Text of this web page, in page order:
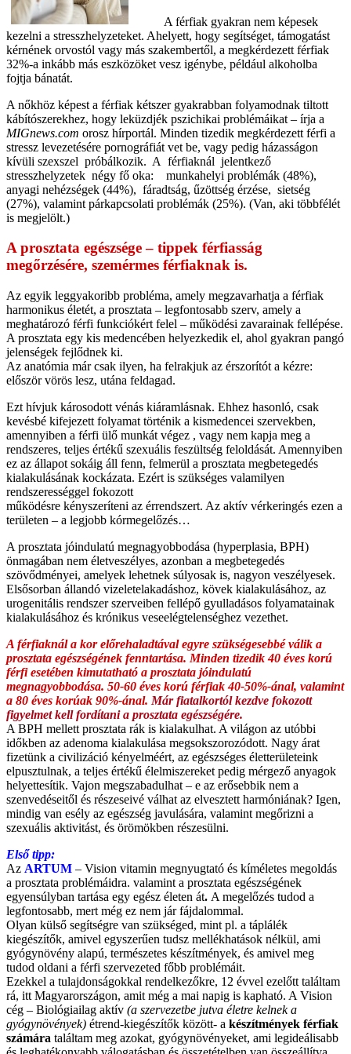
A férfiak gyakran nem képesek
kezelni a stresszhelyzeteket. Ahelyett, hogy segítséget, támogatást
kérnének orvostól vagy más szakembertől, a megkérdezett férfiak
32%-a inkább más eszközöket vesz igénybe, például alkoholba
fojtja bánatát.
A nőkhöz képest a férfiak kétszer gyakrabban folyamodnak tiltott
kábítószerekhez, hogy leküzdjék pszichikai problémáikat – írja a
MIGnews.com orosz hírportál. Minden tizedik megkérdezett férfi a
stressz levezetésére pornográfiát vet be, vagy pedig házasságon
kívüli szexszel próbálkozik. A férfiaknál jelentkező
stresszhelyzetek négy fő oka: munkahelyi problémák (48%),
anyagi nehézségek (44%), fáradtság, űzöttség érzése, sietség
(27%), valamint párkapcsolati problémák (25%). (Van, aki többfélét
is megjelölt.)
A prosztata egészsége – tippek férfiasság
megőrzésére, szemérmes férfiaknak is.
Az egyik leggyakoribb probléma, amely megzavarhatja a férfiak
harmonikus életét, a prosztata – legfontosabb szerv, amely a
meghatározó férfi funkciókért felel – működési zavarainak fellépése.
A prosztata egy kis medencében helyezkedik el, ahol gyakran pangó
jelenségek fejlődnek ki.
Az anatómia már csak ilyen, ha felrakjuk az érszorítót a kézre:
először vörös lesz, utána feldagad.
Ezt hívjuk károsodott vénás kiáramlásnak. Ehhez hasonló, csak
kevésbé kifejezett folyamat történik a kismedencei szervekben,
amennyiben a férfi ülő munkát végez , vagy nem kapja meg a
rendszeres, teljes értékű szexuális feszültség feloldását. Amennyiben
ez az állapot sokáig áll fenn, felmerül a prosztata megbetegedés
kialakulásának kockázata. Ezért is szükséges valamilyen
rendszerességgel fokozott
működésre kényszeríteni az érrendszert. Az aktív vérkeringés ezen a
területen – a legjobb kórmegelőzés…
A prosztata jóindulatú megnagyobbodása (hyperplasia, BPH)
önmagában nem életveszélyes, azonban a megbetegedés
szövődményei, amelyek lehetnek súlyosak is, nagyon veszélyesek.
Elsősorban állandó vizeletelakadáshoz, kövek kialakulásához, az
urogenitális rendszer szerveiben fellépő gyulladásos folyamatainak
kialakulásához és krónikus veseelégtelenséghez vezethet.
A férfiaknál a kor előrehaladtával egyre szükségesebbé válik a
prosztata egészségének fenntartása. Minden tizedik 40 éves korú
férfi esetében kimutatható a prosztata jóindulatú
megnagyobbodása. 50-60 éves korú férfiak 40-50%-ánal, valamint
a 80 éves korúak 90%-ánal. Már fiatalkortól kezdve fokozott
figyelmet kell fordítani a prosztata egészségére.
A BPH mellett prosztata rák is kialakulhat. A világon az utóbbi
időkben az adenoma kialakulása megsokszorozódott. Nagy árat
fizetünk a civilizáció kényelméért, az egészséges életterületeink
elpusztulnak, a teljes értékű élelmiszereket pedig mérgező anyagok
helyettesítik. Vajon megszabadulhat – e az erősebbik nem a
szenvedéseitől és részeseivé válhat az elvesztett harmóniának? Igen,
mindig van esély az egészség javulására, valamint megőrizni a
szexuális aktivitást, és örömökben részesülni.
Első tipp:
Az ARTUM – Vision vitamin megnyugtató és kíméletes megoldás
a prosztata problémáidra. valamint a prosztata egészségének
egyensúlyban tartása egy egész életen át. A megelőzés tudod a
legfontosabb, mert még ez nem jár fájdalommal.
Olyan külső segítségre van szükséged, mint pl. a táplálék
kiegészítők, amivel egyszerűen tudsz mellékhatások nélkül, ami
gyógynövény alapú, természetes készítmények, és amivel meg
tudod oldani a férfi szervezeted főbb problémáit.
Ezekkel a tulajdonságokkal rendelkezőkre, 12 évvel ezelőtt találtam
rá, itt Magyarországon, amit még a mai napig is kapható. A Vision
cég – Biológiailag aktív (a szervezetbe jutva életre kelnek a
gyógynövények) étrend-kiegészítők között- a készítmények férfiak
számára találtam meg azokat, gyógynövényeket, ami legideálisabb